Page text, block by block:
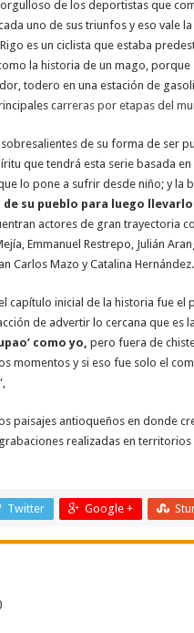
de los deportistas que
uno de sus triunfos y eso vale
es un ciclista que estaba
la historia de un mago,
todero en una estación de
carreras por etapas del
de su forma de ser
que tendrá esta serie basada
lo pone a sufrir desde niño; y la
de su pueblo para luego
actores de gran trayectoria
Emmanuel Restrepo, Julián
Carlos Mazo y Catalina Hernández.
capítulo inicial de la historia fue
de advertir lo cercana que es
como yo, pero fuera de
momentos y si eso fue solo el
paisajes antioqueños en donde
realizadas en
Twitter Google +